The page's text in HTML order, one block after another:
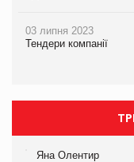
03 липня 2023
Тендери компанії
Яна Олентир